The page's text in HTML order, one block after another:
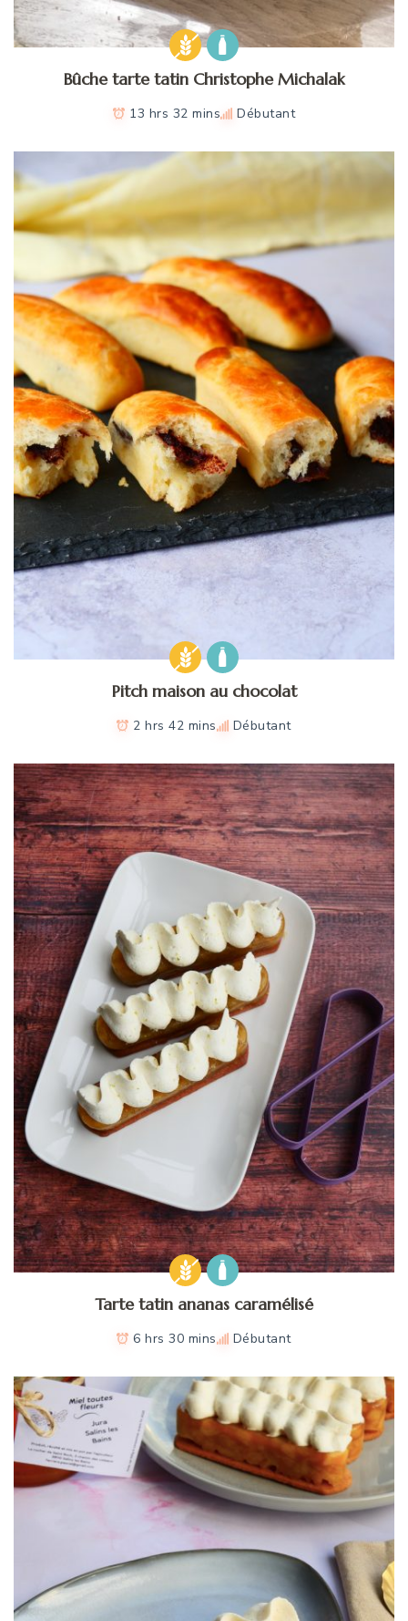
Bûche tarte tatin Christophe Michalak
13 hrs 32 mins Débutant
Pitch maison au chocolat
2 hrs 42 mins Débutant
Tarte tatin ananas caramélisé
6 hrs 30 mins Débutant